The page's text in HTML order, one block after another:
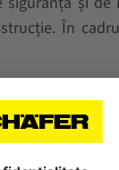
În
3,5 ani.